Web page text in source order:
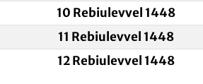
10 Rebiulevvel 1448
11 Rebiulevvel 1448
12 Rebiulevvel 1448